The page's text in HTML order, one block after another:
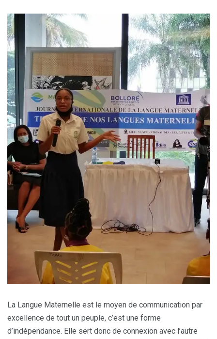
La Langue Maternelle est le moyen de communication par
excellence de tout un peuple, c’est une forme
d’indépendance. Elle sert donc de connexion avec l’autre